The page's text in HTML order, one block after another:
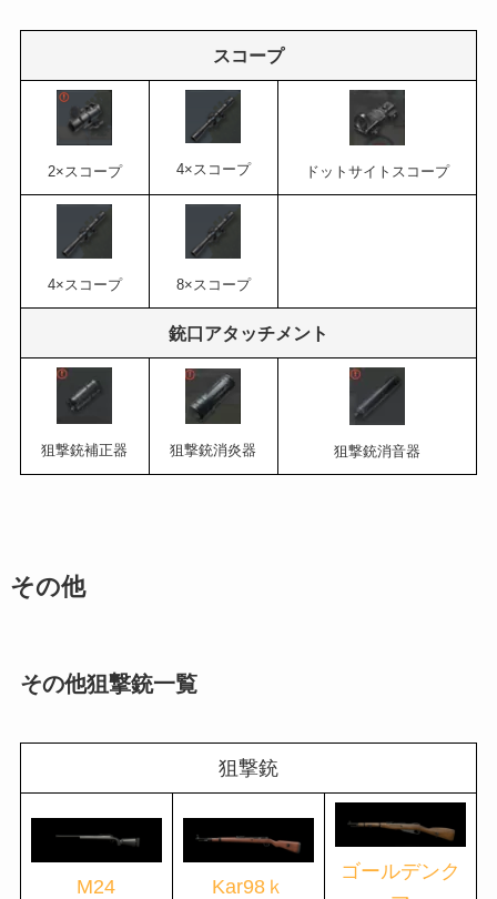
スコープ
2×スコープ 4×スコープ ドットサイトスコープ
4×スコープ 8×スコープ
銃口アタッチメント
狙撃銃補正器 狙撃銃消炎器 狙撃銃消音器
その他
その他狙撃銃一覧
狙撃銃
M24 Kar98ｋ
ゴールデンク